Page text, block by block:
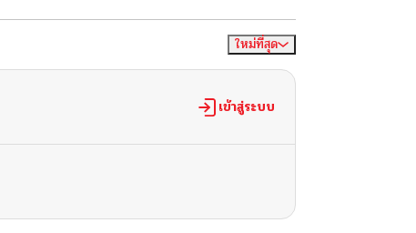
ใหม่ที่สุด
เข้าสู่ระบบ